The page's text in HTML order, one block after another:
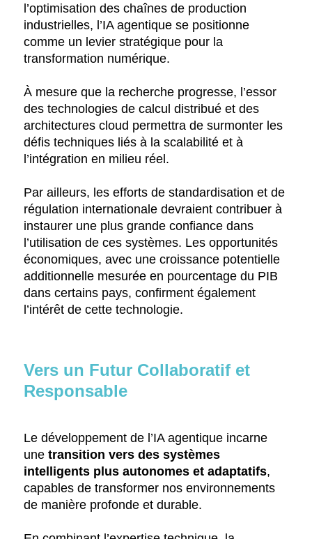
l’optimisation des chaînes de production
industrielles, l’IA agentique se positionne
comme un levier stratégique pour la
transformation numérique.
À mesure que la recherche progresse, l’essor
des technologies de calcul distribué et des
architectures cloud permettra de surmonter les
défis techniques liés à la scalabilité et à
l’intégration en milieu réel.
Par ailleurs, les efforts de standardisation et de
régulation internationale devraient contribuer à
instaurer une plus grande confiance dans
l’utilisation de ces systèmes. Les opportunités
économiques, avec une croissance potentielle
additionnelle mesurée en pourcentage du PIB
dans certains pays, confirment également
l’intérêt de cette technologie.
Vers un Futur Collaboratif et
Responsable
Le développement de l’IA agentique incarne
une transition vers des systèmes
intelligents plus autonomes et adaptatifs,
capables de transformer nos environnements
de manière profonde et durable.